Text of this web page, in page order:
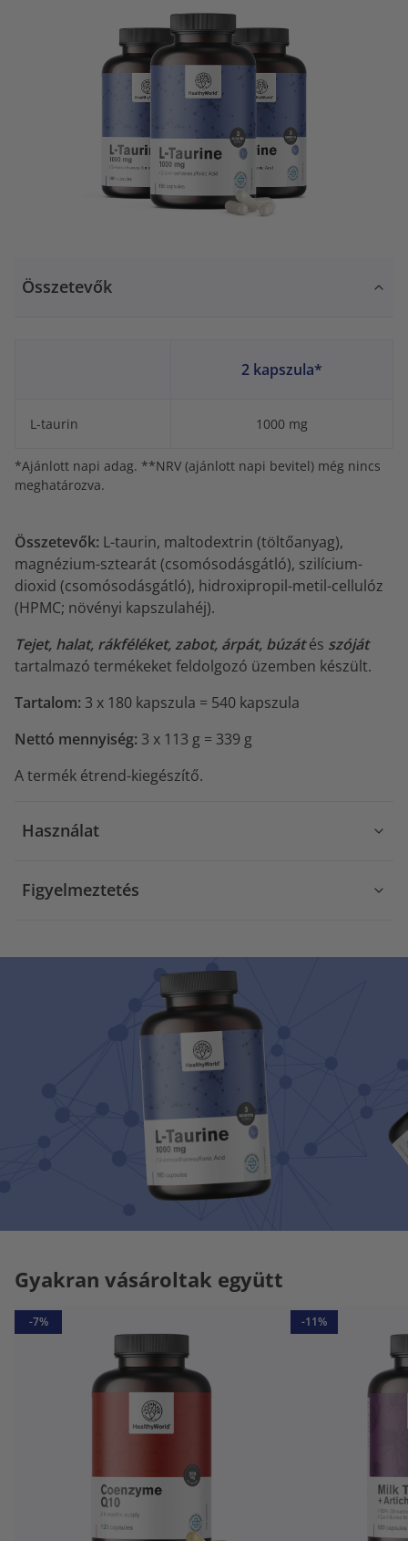
Összetevők
2 kapszula*
L-taurin 1000 mg
*Ajánlott napi adag. **NRV (ajánlott napi bevitel) még nincs
meghatározva.
Összetevők: L-taurin, maltodextrin (töltőanyag),
magnézium-sztearát (csomósodásgátló), szilícium-
dioxid (csomósodásgátló), hidroxipropil-metil-cellulóz
(HPMC; növényi kapszulahéj).
Tejet, halat, rákféléket, zabot, árpát, búzát és szóját
tartalmazó termékeket feldolgozó üzemben készült.
Tartalom: 3 x 180 kapszula = 540 kapszula
Nettó mennyiség: 3 x 113 g = 339 g
A termék étrend-kiegészítő.
Használat
Figyelmeztetés
Gyakran vásároltak együtt
-7% -11%